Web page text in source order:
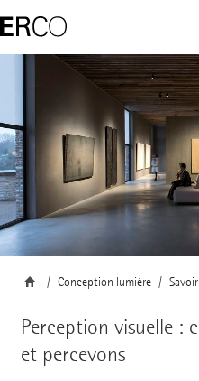
Conception lumière
Perception visuelle :
et percevons